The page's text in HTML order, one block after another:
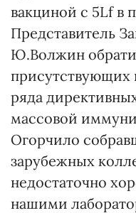
вакциной с 5Lf в
Представитель
Ю.Волжин
присутствующих
ряда
массовой
Огорчило
зарубежных
недостаточно
нашими